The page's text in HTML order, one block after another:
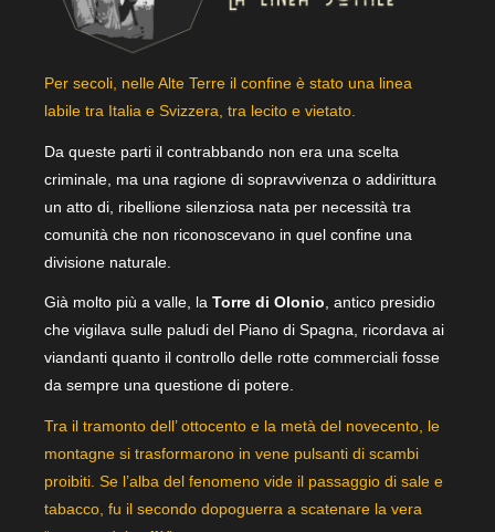
Per secoli, nelle Alte Terre il confine è stato una linea
labile tra Italia e Svizzera, tra lecito e vietato.
Da queste parti il contrabbando non era una scelta
criminale, ma una ragione di sopravvivenza o addirittura
un atto di, ribellione silenziosa nata per necessità tra
comunità che non riconoscevano in quel confine una
divisione naturale.
Già molto più a valle, la Torre di Olonio, antico presidio
che vigilava sulle paludi del Piano di Spagna, ricordava ai
viandanti quanto il controllo delle rotte commerciali fosse
da sempre una questione di potere.
Tra il tramonto dell’ ottocento e la metà del novecento, le
montagne si trasformarono in vene pulsanti di scambi
proibiti. Se l’alba del fenomeno vide il passaggio di sale e
tabacco, fu il secondo dopoguerra a scatenare la vera